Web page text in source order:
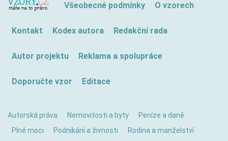
Všeobecné podmínky O vzorech
Kontakt Kodex autora Redakční rada
Autor projektu Reklama a spolupráce
Doporučte vzor Editace
Autorská práva Nemovitosti a byty
Peníze a daně
Plné moci
Podnikání a živnosti Rodina a manželství